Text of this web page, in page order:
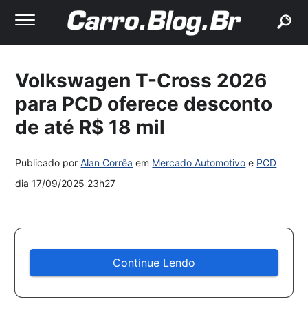
Volkswagen T-Cross 2026
para PCD oferece desconto
de até R$ 18 mil
Publicado porAlan Corrêa em Mercado Automotivo e PCD
dia17/09/2025 23h27
Continue Lendo